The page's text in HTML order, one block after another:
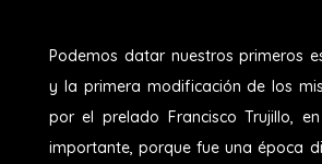
Podemos datar nuestros primeros
y la primera modificación de los
por el prelado Francisco Trujillo,
importante, porque fue una época